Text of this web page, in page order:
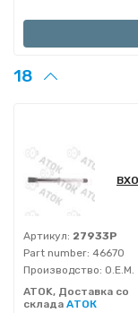
18
Артикул: 27933P
Part number: 46670
Производство: O.E.M.
ATOK, Доставка со
склада АТОК